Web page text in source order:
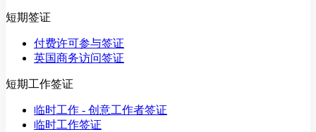
短期签证
付费许可参与签证
英国商务访问签证
短期工作签证
临时工作 - 创意工作者签证
临时工作签证